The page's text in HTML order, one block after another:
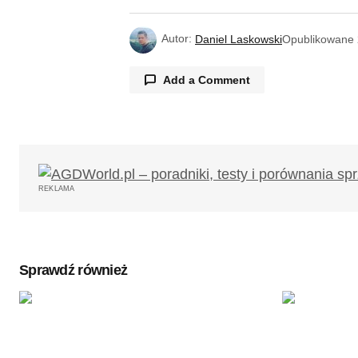
Autor: Daniel LaskowskiOpublikowane
Add a Comment
niezależnie od wariantu znacznie
podnosząc przy tym wagę
REKLAMA
Sprawdź również